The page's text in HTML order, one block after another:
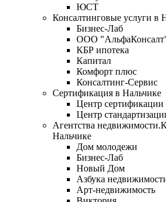
ЮСТ
Консалтинговые услуги в
Бизнес-Лаб
ООО
КБР ипотека
Капитал
Комфорт плюс
Консалтинг-Сервис
Сертификация в Нальчике
Центр сертификации
Центр
Агентства
Нальчике
Дом молодежи
Бизнес-Лаб
Новый Дом
Азбука
Арт-недвижимость